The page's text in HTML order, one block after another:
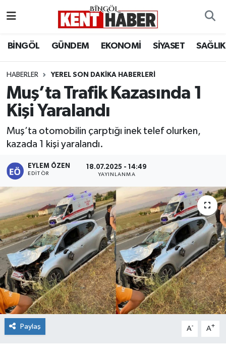
BİNGÖL GÜNDEM EKONOMİ SİYASET SAĞLIK
HABERLER YEREL SON DAKIKA HABERLERI
Muş’ta Trafik Kazasında 1
Kişi Yaralandı
Muş’ta otomobilin çarptığı inek telef olurken,
kazada 1 kişi yaralandı.
EYLEM ÖZEN
EDITÖR
18.07.2025 - 14:49
YAYINLANMA
Paylaş A- A+
BİLİM-TEKNOLOJİ
DÜNYA
EĞİTİM
EKONOMİ
GENÇ
GÜNDEM
KARLIOVA
KİĞI
MERKEZ
RESMİ İLANLAR
SAĞLIK
Bingöl Hava Durumu
Bingöl Namaz Vakitleri
Bingöl Trafik Yoğunluk Haritası
Süper Lig Puan Durumu ve Fikstür
Tüm Manşetler
Son Dakika Haberleri
Haber Arşivi